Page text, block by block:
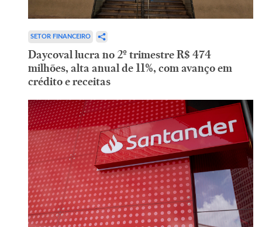
SETOR FINANCEIRO
Daycoval lucra no 2º trimestre R$ 474
milhões, alta anual de 11%, com avanço em
crédito e receitas